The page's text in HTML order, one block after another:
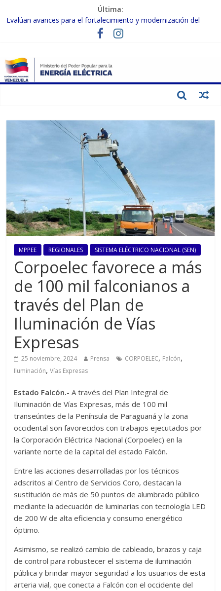
Última:
Evalúan avances para el fortalecimiento y modernización del
Inspeccionan trabajos de rehabilitación en instalaciones del SEN
Gobierno Nacional activa plan preventivo para fortalecer el SEN
ante el fenómeno de El Niño
Termocarabobo recupera el 50% de su capacidad de generación
MPPEE REGIONALES SISTEMA ELÉCTRICO NACIONAL (SEN)
Corpoelec favorece a más
de 100 mil falconianos a
través del Plan de
Iluminación de Vías
Expresas
25 noviembre, 2024 Prensa CORPOELEC, Falcón,
Iluminación,Vías Expresas
Estado Falcón.-A través del Plan Integral de
Iluminación de Vías Expresas, más de 100 mil
transeúntes de la Península de Paraguaná y la zona
occidental son favorecidos con trabajos ejecutados por
la Corporación Eléctrica Nacional (Corpoelec) en la
variante norte de la capital del estado Falcón.
Entre las acciones desarrolladas por los técnicos
adscritos al Centro de Servicios Coro, destacan la
sustitución de más de 50 puntos de alumbrado público
mediante la adecuación de luminarias con tecnología LED
de 200 W de alta eficiencia y consumo energético
óptimo.
Asimismo, se realizó cambio de cableado, brazos y caja
de control para robustecer el sistema de iluminación
pública y brindar mayor seguridad a los usuarios de esta
arteria vial, que conecta a Falcón con el occidente del